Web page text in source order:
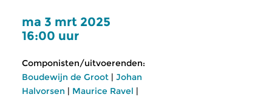
ma 3 mrt 2025
16:00 uur
Componisten/uitvoerenden:
Boudewijn de Groot | Johan
Halvorsen | Maurice Ravel |